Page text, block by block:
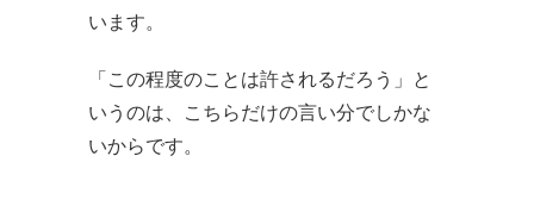
います。
「この程度のことは許されるだろう」と
いうのは、こちらだけの言い分でしかな
いからです。